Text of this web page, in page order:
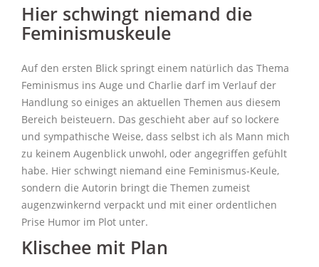
Hier schwingt niemand die
Feminismuskeule
Auf den ersten Blick springt einem natürlich das Thema
Feminismus ins Auge und Charlie darf im Verlauf der
Handlung so einiges an aktuellen Themen aus diesem
Bereich beisteuern. Das geschieht aber auf so lockere
und sympathische Weise, dass selbst ich als Mann mich
zu keinem Augenblick unwohl, oder angegriffen gefühlt
habe. Hier schwingt niemand eine Feminismus-Keule,
sondern die Autorin bringt die Themen zumeist
augenzwinkernd verpackt und mit einer ordentlichen
Prise Humor im Plot unter.
Klischee mit Plan